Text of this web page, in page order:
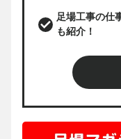
足場工事の仕
も紹介！